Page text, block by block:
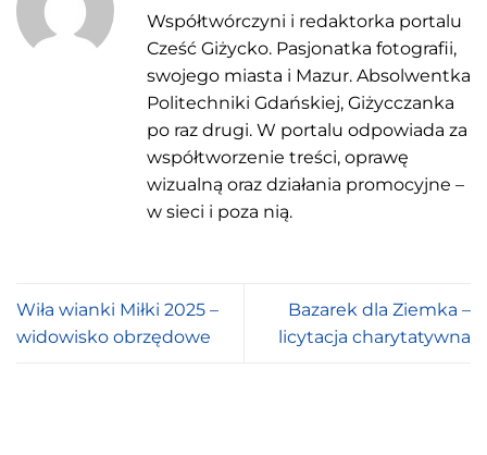
Współtwórczyni i redaktorka portalu
Cześć Giżycko. Pasjonatka fotografii,
swojego miasta i Mazur. Absolwentka
Politechniki Gdańskiej, Giżycczanka
po raz drugi. W portalu odpowiada za
współtworzenie treści, oprawę
wizualną oraz działania promocyjne –
w sieci i poza nią.
Wiła wianki Miłki 2025 –
widowisko obrzędowe
Bazarek dla Ziemka –
licytacja charytatywna